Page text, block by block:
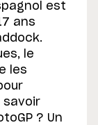
est
ans
le
les
savoir
? Un